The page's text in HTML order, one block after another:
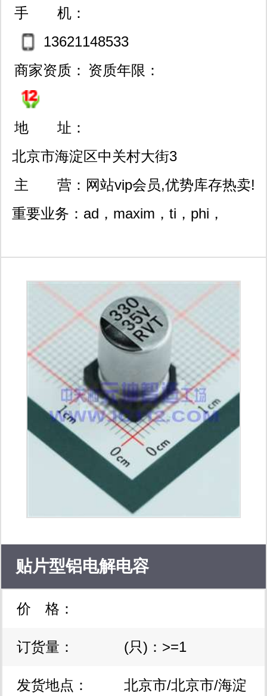
968731/82563291/629613
47
手 机：
13621148533
商家资质： 资质年限：
地 址：
北京市海淀区中关村大街3
2号和盛嘉业大厦10层1009
室
主 营： 网站vip会员,优势库存热卖!
重要业务：ad，maxim，ti，phi，
贴片型铝电解电容
rvt1v331m1010，现货原装
价 格：
订货量： (只)：>=1
发货地点： 北京市/北京市/海淀